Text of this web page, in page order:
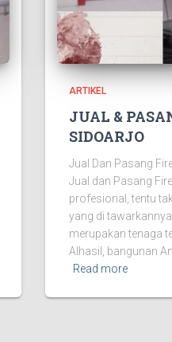
ARTIKEL
JUAL &
SIDOARJO
Jual Dan Pasang
Jual dan Pasang
profesional, tentu
yang di
merupakan tenaga
Alhasil, bangunan
Read more